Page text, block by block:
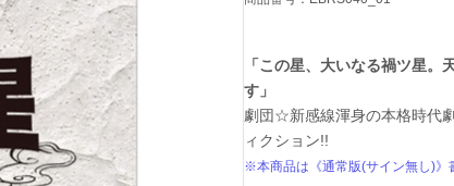
「この星、大いなる禍ツ星
す」
劇団☆新感線渾身の本格時代
ィクション!!
※本商品は《通常版(サイン無し)》